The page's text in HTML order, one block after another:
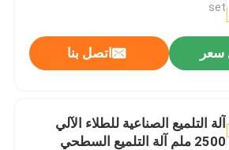
set
اتصل بنا
آلة التلميع الصناعية للطلاء الآلي
2500 ملم آلة التلميع السطحي